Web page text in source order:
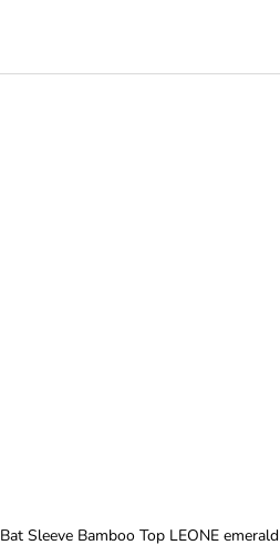
Bat Sleeve Bamboo Top LEONE emerald